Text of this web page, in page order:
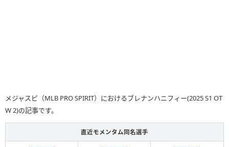
メジャスピ（MLB PRO SPIRIT）におけるブレナンハニフィー(2025 S1 OT
W 2)の記事です。
直近モメンタム同名選手